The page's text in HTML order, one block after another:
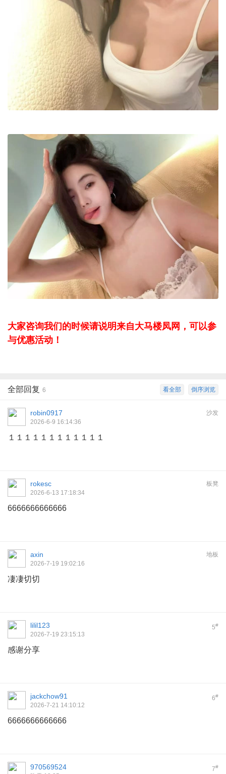
大家咨询我们的时候请说明来自大马楼凤网，可以参
与优惠活动！
倒序浏览
看全部
全部回复 6
沙发
robin0917
2026-6-9 16:14:36
１１１１１１１１１１１１
板凳
rokesc
2026-6-13 17:18:34
6666666666666
地板
axin
2026-7-19 19:02:16
凄凄切切
5#
lilil123
2026-7-19 23:15:13
感谢分享
6#
jackchow91
2026-7-21 14:10:12
6666666666666
7#
970569524